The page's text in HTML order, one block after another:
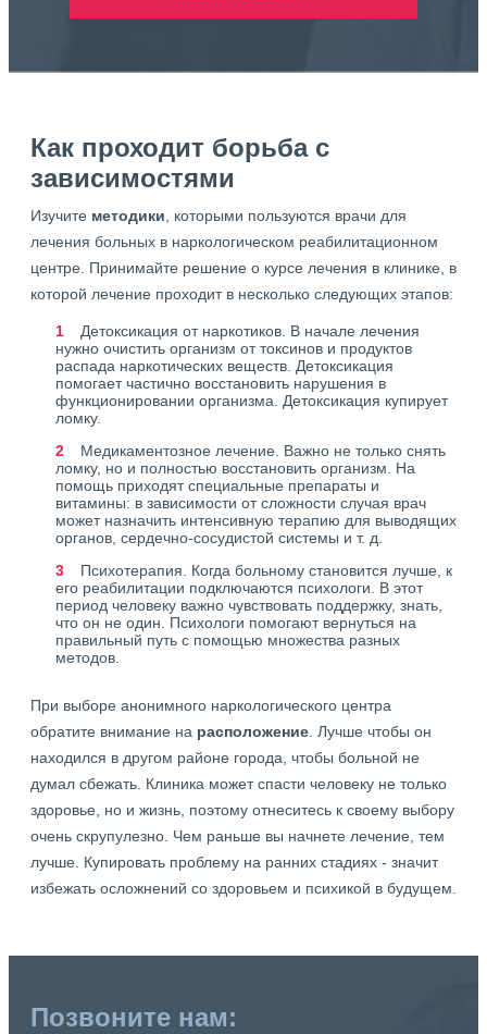
Как проходит борьба с
зависимостями
Изучите методики , которыми пользуются врачи для
лечения больных в наркологическом реабилитационном
центре. Принимайте решение о курсе лечения в клинике, в
которой лечение проходит в несколько следующих этапов:
Детоксикация от наркотиков. В начале лечения
нужно очистить организм от токсинов и продуктов
распада наркотических веществ. Детоксикация
помогает частично восстановить нарушения в
функционировании организма. Детоксикация купирует
ломку.
Медикаментозное лечение. Важно не только снять
ломку, но и полностью восстановить организм. На
помощь приходят специальные препараты и
витамины: в зависимости от сложности случая врач
может назначить интенсивную терапию для выводящих
органов, сердечно-сосудистой системы и т. д.
Психотерапия. Когда больному становится лучше, к
его реабилитации подключаются психологи. В этот
период человеку важно чувствовать поддержку, знать,
что он не один. Психологи помогают вернуться на
правильный путь с помощью множества разных
методов.
При выборе анонимного наркологического центра
обратите внимание на расположение . Лучше чтобы он
находился в другом районе города, чтобы больной не
думал сбежать. Клиника может спасти человеку не только
здоровье, но и жизнь, поэтому отнеситесь к своему выбору
очень скрупулезно. Чем раньше вы начнете лечение, тем
лучше. Купировать проблему на ранних стадиях - значит
избежать осложнений со здоровьем и психикой в будущем.
Позвоните нам: